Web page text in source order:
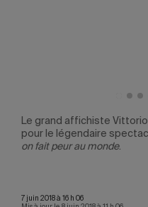
Le grand affichiste
pour le légendaire
on fait peur au monde.
7 juin 2018 à 16 h 06